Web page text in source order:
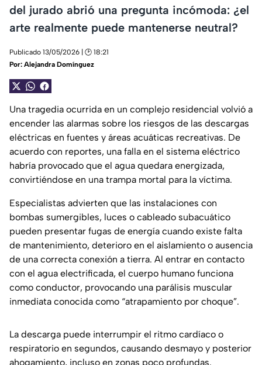
del jurado abrió una pregunta incómoda: ¿el
arte realmente puede mantenerse neutral?
Publicado 13/05/2026 | 🕑 18:21
Por: Alejandra Domínguez
Una tragedia ocurrida en un complejo residencial volvió a
encender las alarmas sobre los riesgos de las descargas
eléctricas en fuentes y áreas acuáticas recreativas. De
acuerdo con reportes, una falla en el sistema eléctrico
habría provocado que el agua quedara energizada,
convirtiéndose en una trampa mortal para la víctima.
Especialistas advierten que las instalaciones con
bombas sumergibles, luces o cableado subacuático
pueden presentar fugas de energía cuando existe falta
de mantenimiento, deterioro en el aislamiento o ausencia
de una correcta conexión a tierra. Al entrar en contacto
con el agua electrificada, el cuerpo humano funciona
como conductor, provocando una parálisis muscular
inmediata conocida como “atrapamiento por choque”.
La descarga puede interrumpir el ritmo cardíaco o
respiratorio en segundos, causando desmayo y posterior
ahogamiento, incluso en zonas poco profundas.